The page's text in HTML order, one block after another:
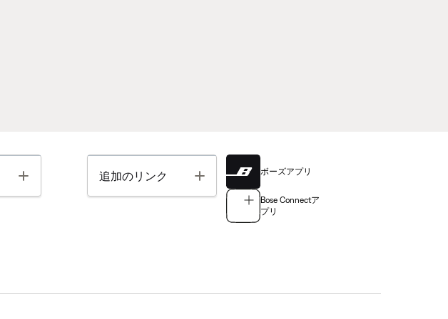
Toggle 追加のリンク Toggle ボーズアプリ
Bose Connectア
プリ